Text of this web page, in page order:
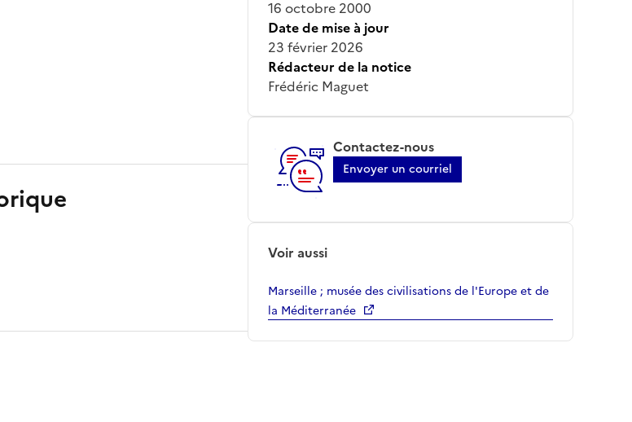
16 octobre 2000
Date de mise à jour
23 février 2026
Rédacteur de la notice
Frédéric Maguet
Contactez-nous
Envoyer un courriel
Voir aussi
Marseille ; musée des civilisations de l'Europe et de
la Méditerranée